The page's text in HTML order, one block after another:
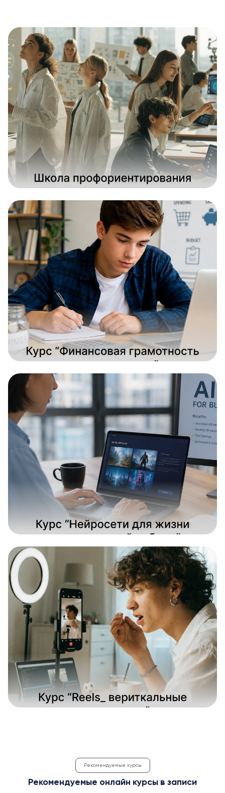
Рекомендуемые курсы
Рекомендуемые онлайн курсы в записи